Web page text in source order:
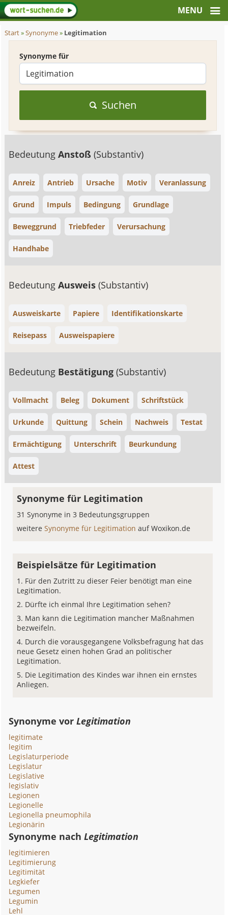
Start»Synonyme» Legitimation
Synonyme für
Suchen
BedeutungAnstoß(Substantiv)
Anreiz Antrieb Ursache Motiv Veranlassung
Grund Impuls Bedingung Grundlage
Beweggrund Triebfeder Verursachung
Handhabe
BedeutungAusweis(Substantiv)
Ausweiskarte Papiere Identifikationskarte
Reisepass Ausweispapiere
Bedeutung Bestätigung(Substantiv)
Vollmacht Beleg Dokument Schriftstück
Urkunde Quittung Schein Nachweis Testat
Ermächtigung Unterschrift Beurkundung
Attest
Synonyme für Legitimation
31 Synonyme in 3 Bedeutungsgruppen
weitereSynonyme für Legitimationauf Woxikon.de
Beispielsätze für Legitimation
Für den Zutritt zu dieser Feier benötigt man eine
Legitimation.
Dürfte ich einmal Ihre Legitimation sehen?
Man kann die Legitimation mancher Maßnahmen
bezweifeln.
Durch die vorausgegangene Volksbefragung hat das
neue Gesetz einen hohen Grad an politischer
Legitimation.
Die Legitimation des Kindes war ihnen ein ernstes
Anliegen.
Synonyme vorLegitimation
legitimate
legitim
Legislaturperiode
Legislatur
Legislative
legislativ
Legionen
Legionelle
Legionella pneumophila
Legionärin
Synonyme nachLegitimation
legitimieren
Legitimierung
Legitimität
Legkiefer
Legumen
Legumin
Lehl